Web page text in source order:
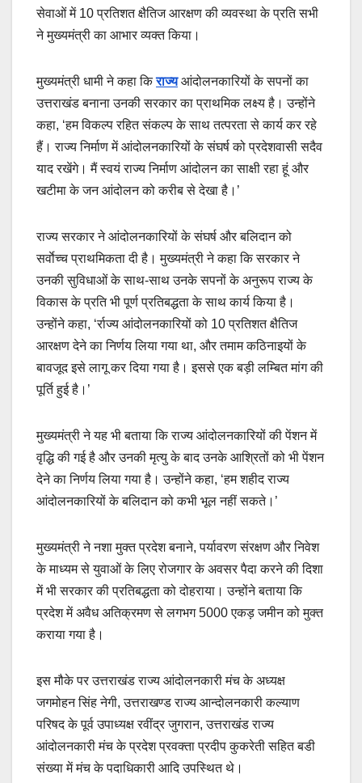
सेवाओं में 10 प्रतिशत क्षैतिज आरक्षण की व्यवस्था के प्रति सभी
ने मुख्यमंत्री का आभार व्यक्त किया।
मुख्यमंत्री धामी ने कहा किराज्यआंदोलनकारियों के सपनों का
उत्तराखंड बनाना उनकी सरकार का प्राथमिक लक्ष्य है। उन्होंने
कहा, ‘हम विकल्प रहित संकल्प के साथ तत्परता से कार्य कर रहे
हैं। राज्य निर्माण में आंदोलनकारियों के संघर्ष को प्रदेशवासी सदैव
याद रखेंगे। मैं स्वयं राज्य निर्माण आंदोलन का साक्षी रहा हूं और
खटीमा के जन आंदोलन को करीब से देखा है।’
राज्य सरकार ने आंदोलनकारियों के संघर्ष और बलिदान को
सर्वाेच्च प्राथमिकता दी है। मुख्यमंत्री ने कहा कि सरकार ने
उनकी सुविधाओं के साथ-साथ उनके सपनों के अनुरूप राज्य के
विकास के प्रति भी पूर्ण प्रतिबद्धता के साथ कार्य किया है।
उन्होंने कहा, ‘र्राज्य आंदोलनकारियों को 10 प्रतिशत क्षैतिज
आरक्षण देने का निर्णय लिया गया था, और तमाम कठिनाइयों के
बावजूद इसे लागू कर दिया गया है। इससे एक बड़ी लम्बित मांग की
पूर्ति हुई है।’
मुख्यमंत्री ने यह भी बताया कि राज्य आंदोलनकारियों की पेंशन में
वृद्धि की गई है और उनकी मृत्यु के बाद उनके आश्रितों को भी पेंशन
देने का निर्णय लिया गया है। उन्होंने कहा, ‘हम शहीद राज्य
आंदोलनकारियों के बलिदान को कभी भूल नहीं सकते।’
मुख्यमंत्री ने नशा मुक्त प्रदेश बनाने, पर्यावरण संरक्षण और निवेश
के माध्यम से युवाओं के लिए रोजगार के अवसर पैदा करने की दिशा
में भी सरकार की प्रतिबद्धता को दोहराया। उन्होंने बताया कि
प्रदेश में अवैध अतिक्रमण से लगभग 5000 एकड़ जमीन को मुक्त
कराया गया है।
इस मौके पर उत्तराखंड राज्य आंदोलनकारी मंच के अध्यक्ष
जगमोहन सिंह नेगी, उत्तराखण्ड राज्य आन्दोलनकारी कल्याण
परिषद के पूर्व उपाध्यक्ष रवींद्र जुगरान, उत्तराखंड राज्य
आंदोलनकारी मंच के प्रदेश प्रवक्ता प्रदीप कुकरेती सहित बडी
संख्या में मंच के पदाधिकारी आदि उपस्थित थे।